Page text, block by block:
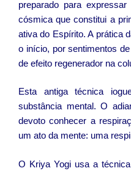
preparado para
cósmica que constitui a
ativa do Espírito. A prática
o início, por sentimentos
de efeito regenerador na
Esta antiga técnica
substância mental. O
devoto conhecer a
um ato da mente: uma
O Kriya Yogi usa a